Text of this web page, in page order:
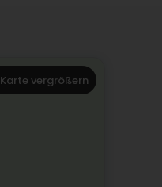
Karte vergrößern